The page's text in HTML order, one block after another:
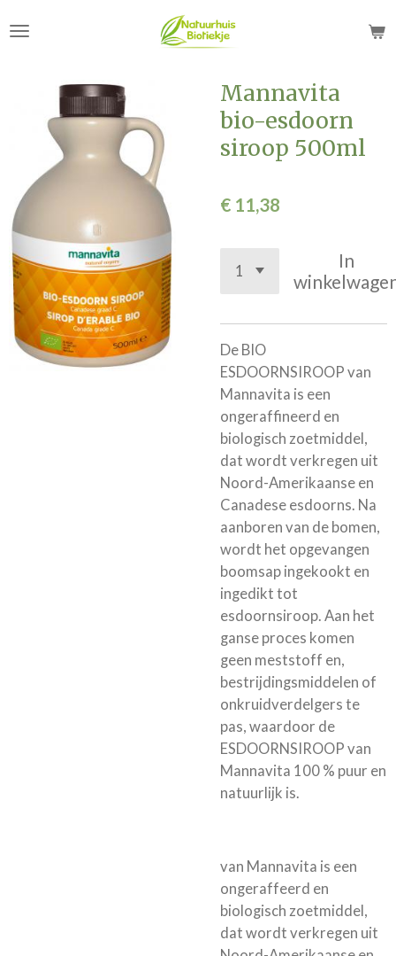
direct
hoofdinhoud
Mannavita
bio-esdoorn
siroop 500ml
€ 11,38
In
De BIO
ESDOORNSIROOP van
Mannavita is een
ongeraffineerd en
biologisch zoetmiddel,
dat wordt verkregen uit
Noord-Amerikaanse en
Canadese esdoorns. Na
aanboren van de bomen,
wordt het opgevangen
boomsap ingekookt en
ingedikt tot
esdoornsiroop. Aan het
ganse proces komen
geen meststoff en,
bestrijdingsmiddelen of
onkruidverdelgers te
pas, waardoor de
ESDOORNSIROOP van
Mannavita 100 % puur en
natuurlijk is.
van Mannavita is een
ongeraffeerd en
biologisch zoetmiddel,
dat wordt verkregen uit